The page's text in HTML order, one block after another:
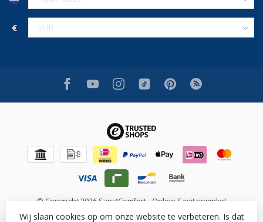
€
© Copyright 2026 Sani4Comfort - Online Sanitairwinkel
Wij slaan cookies op om onze website te verbeteren. Is dat